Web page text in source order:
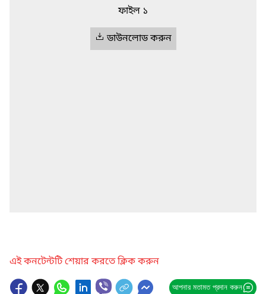
ফাইল ১
ডাউনলোড করুন
এই কনটেন্টটি শেয়ার করতে ক্লিক করুন
আপনার মতামত প্রদান করুন